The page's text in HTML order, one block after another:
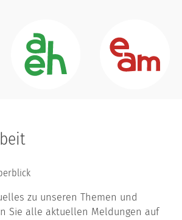
zu unseren Themen und
Sie alle aktuellen Meldungen auf